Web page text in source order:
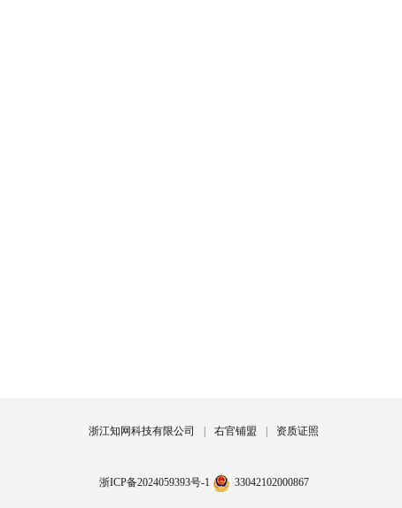
浙江知网科技有限公司 右官铺盟 资质证照
浙ICP备2024059393号-1 33042102000867